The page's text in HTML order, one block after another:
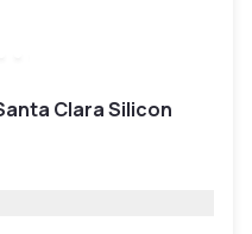
Clara Silicon